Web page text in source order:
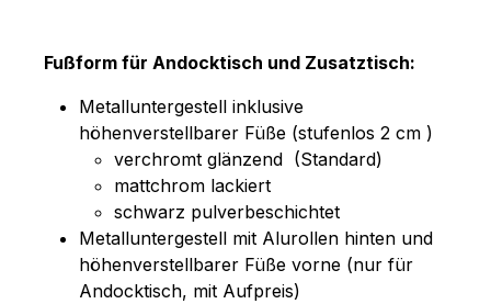
Fußform für Andocktisch und Zusatztisch:
Metalluntergestell inklusive
höhenverstellbarer Füße (stufenlos 2 cm )
verchromt glänzend (Standard)
mattchrom lackiert
schwarz pulverbeschichtet
Metalluntergestell mit Alurollen hinten und
höhenverstellbarer Füße vorne (nur für
Andocktisch, mit Aufpreis)